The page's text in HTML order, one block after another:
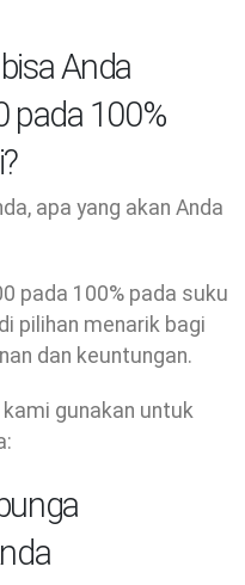
Anda
pada 100%
apa yang akan Anda
pada 100% pada suku
pilihan menarik bagi
dan keuntungan.
gunakan untuk